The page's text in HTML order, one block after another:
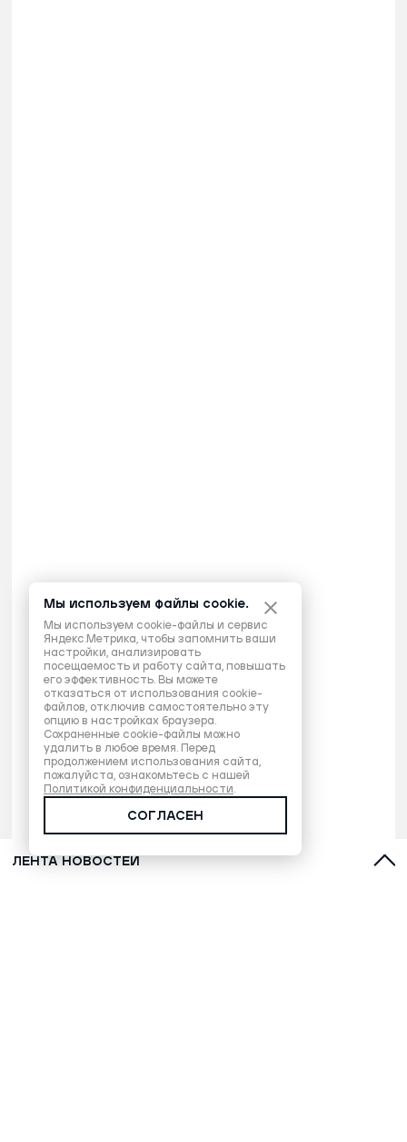
ЛЕНТА НОВОСТЕЙ
Мы используем файлы cookie.
Мы используем cookie-файлы и сервис
Яндекс.Метрика, чтобы запомнить ваши
настройки, анализировать
посещаемость и работу сайта, повышать
его эффективность. Вы можете
отказаться от использования cookie-
файлов, отключив самостоятельно эту
опцию в настройках браузера.
Сохраненные cookie-файлы можно
удалить в любое время. Перед
продолжением использования сайта,
пожалуйста, ознакомьтесь с нашей
Политикой конфиденциальности.
СОГЛАСЕН